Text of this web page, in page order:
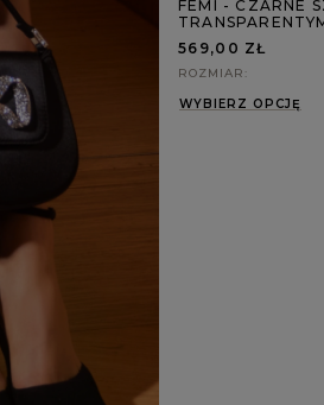
FEMI - CZARNE
569,00 ZŁ
ROZMIAR
WYBIERZ OPCJĘ